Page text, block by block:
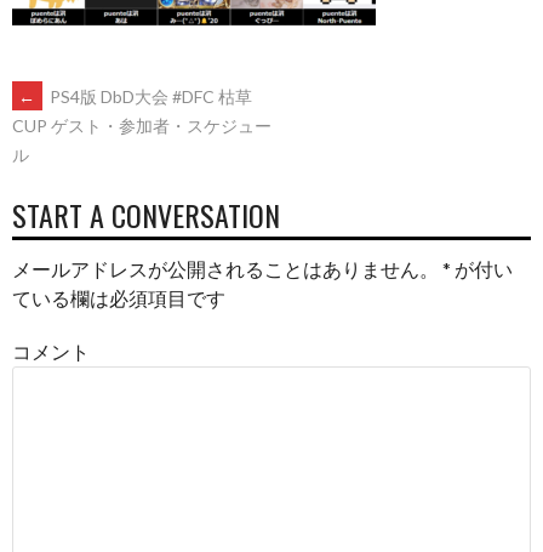
POST
NAVIGATION
←
PS4版 DbD大会 #DFC 枯草
CUP ゲスト・参加者・スケジュー
ル
START A CONVERSATION
メールアドレスが公開されることはありません。 * が付い
ている欄は必須項目です
コメント